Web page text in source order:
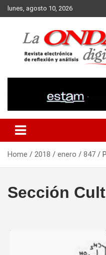
Skip
to
lunes, agosto 10, 2026
Home 2018 enero 847